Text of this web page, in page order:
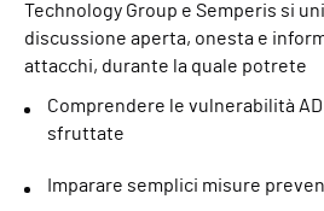
Technology Group e Semperis si
discussione aperta, onesta e
attacchi, durante la quale potrete
Comprendere le vulnerabilità
sfruttate
Imparare semplici misure